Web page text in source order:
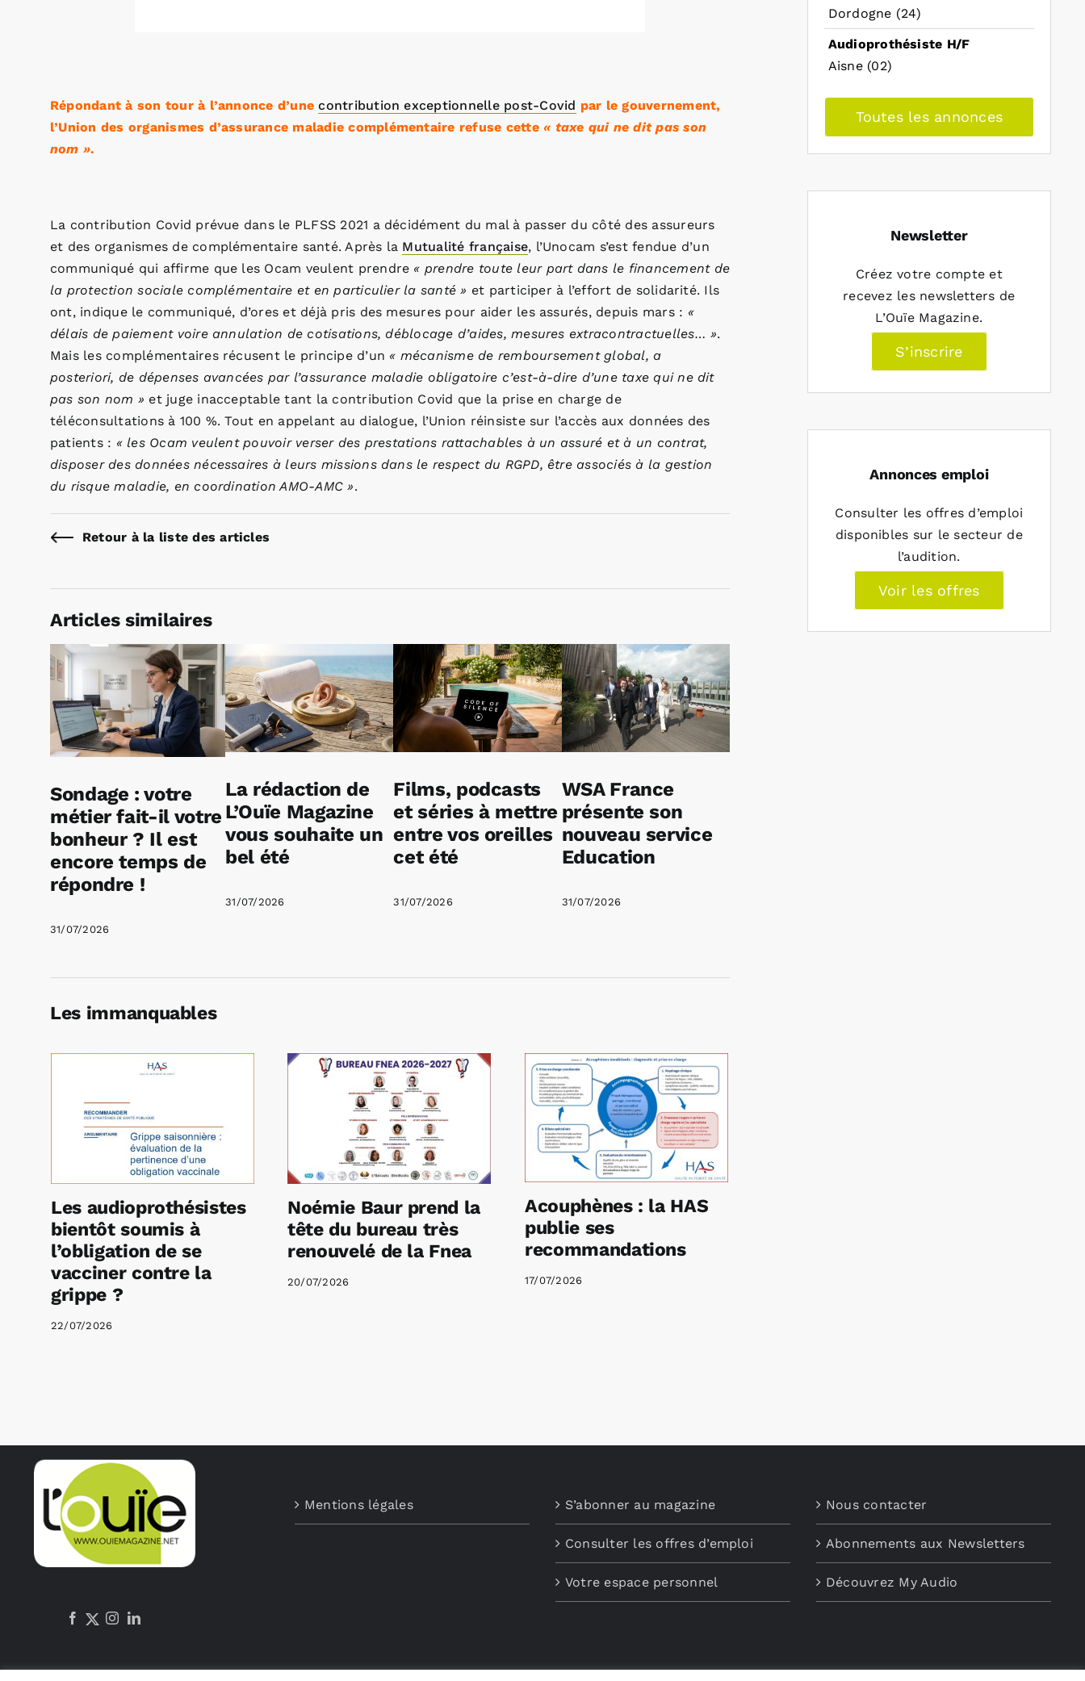
Répondant à son tour à l’annonce d’unecontribution exceptionnelle post-Covid par le gouvernement,
l’Union des organismes d’assurance maladie complémentaire refuse cette« taxe qui ne dit pas son
nom ».
La contribution Covid prévue dans le PLFSS 2021 a décidément du mal à passer du côté des assureurs
et des organismes de complémentaire santé. Après la Mutualité française, l’Unocam s’est fendue d’un
communiqué qui affirme que les Ocam veulent prendre « prendre toute leur part dans le financement de
la protection sociale complémentaire et en particulier la santé » et participer à l’effort de solidarité. Ils
ont, indique le communiqué, d’ores et déjà pris des mesures pour aider les assurés, depuis mars : «
délais de paiement voire annulation de cotisations, déblocage d’aides, mesures extracontractuelles… ».
Mais les complémentaires récusent le principe d’un « mécanisme de remboursement global, a
posteriori, de dépenses avancées par l’assurance maladie obligatoire c’est-à-dire d’une taxe qui ne dit
pas son nom » et juge inacceptable tant la contribution Covid que la prise en charge de
téléconsultations à 100 %. Tout en appelant au dialogue, l’Union réinsiste sur l’accès aux données des
patients : « les Ocam veulent pouvoir verser des prestations rattachables à un assuré et à un contrat,
disposer des données nécessaires à leurs missions dans le respect du RGPD, être associés à la gestion
du risque maladie, en coordination AMO-AMC ».
Retour à la liste des articles
Articles similaires
Sondage : votre
métier fait-il votre
bonheur ? Il est
encore temps de
répondre !
31/07/2026
La rédaction de
L’Ouïe Magazine
vous souhaite un
bel été
31/07/2026
Films, podcasts
et séries à mettre
entre vos oreilles
cet été
31/07/2026
WSA France
présente son
nouveau service
Education
31/07/2026
Les immanquables
Les audioprothésistes
bientôt soumis à
l’obligation de se
vacciner contre la
grippe ?
22/07/2026
Noémie Baur prend la
tête du bureau très
renouvelé de la Fnea
20/07/2026
Acouphènes : la HAS
publie ses
recommandations
17/07/2026
Dordogne (24)
Audioprothésiste H/F
Aisne (02)
Toutes les annonces
Newsletter
Créez votre compte et
recevez les newsletters de
L’Ouïe Magazine.
S’inscrire
Annonces emploi
Consulter les offres d’emploi
disponibles sur le secteur de
l’audition.
Voir les offres
Mentions légales S’abonner au magazine
Consulter les offres d’emploi
Votre espace personnel
Nous contacter
Abonnements aux Newsletters
Découvrez My Audio